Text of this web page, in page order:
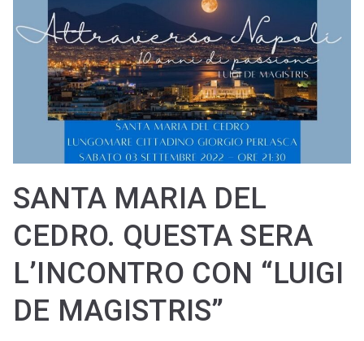
SANTA MARIA DEL
CEDRO. QUESTA SERA
L’INCONTRO CON “LUIGI
DE MAGISTRIS”